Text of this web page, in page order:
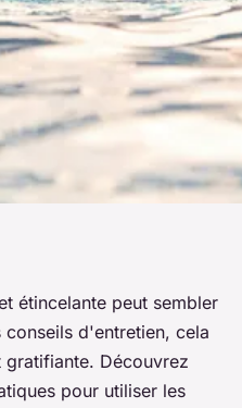
piscine :
eau toujours
étincelante peut sembler
d'entretien, cela
gratifiante. Découvrez
pour utiliser les